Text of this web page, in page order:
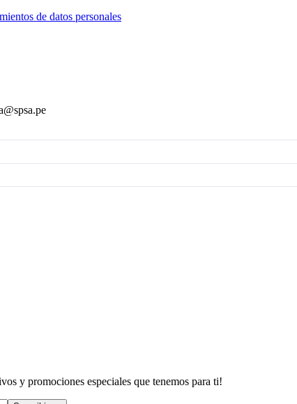
de datos personales
y promociones especiales que tenemos para ti!